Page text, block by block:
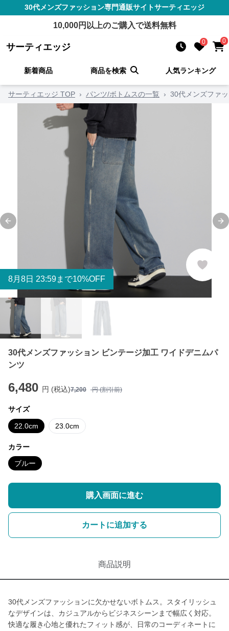
30代メンズファッション専門通販サイトサーティエッジ
10,000円以上のご購入で送料無料
サーティエッジ 0 0
新着商品 商品を検索 人気ランキング
サーティエッジ TOP › パンツ/ボトムスの一覧 › 30代メンズファ
Previous slide
8月 8日 23:59まで10%OFF
30代メンズファッション ビンテージ加工 ワイドデニムパ
ンツ
6,480 円 (税込)7,200 円 (割引前)
サイズ
22.0cm 23.0cm
カラー
ブルー
購入画面に進む
カートに追加する
商品説明
30代メンズファッションに欠かせないボトムス。スタイリッシュ
なデザインは、カジュアルからビジネスシーンまで幅広く対応。
快適な履き心地と優れたフィット感が、日常のコーディネートに